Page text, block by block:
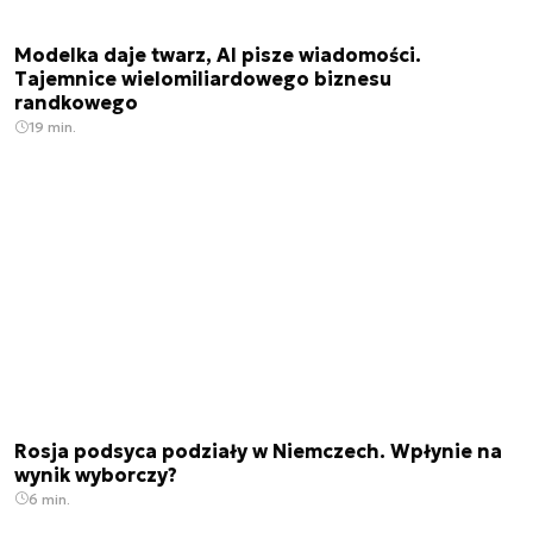
Modelka daje twarz, AI pisze wiadomości.
Tajemnice wielomiliardowego biznesu
randkowego
19 min.
Rosja podsyca podziały w Niemczech. Wpłynie na
wynik wyborczy?
6 min.